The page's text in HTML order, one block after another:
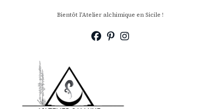
Bientôt l'Atelier alchimique en Sicile !